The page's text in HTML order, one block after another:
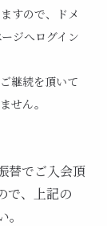
すので、ドメ
ジへログイン
継続を頂いて
せん。
替でご入会頂
で、上記の